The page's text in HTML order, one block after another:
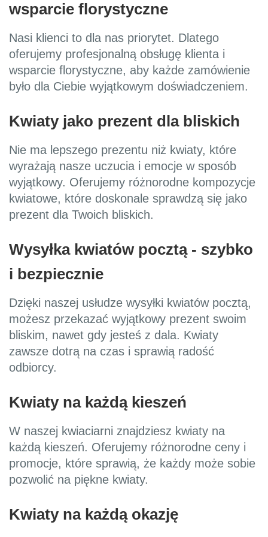
wsparcie florystyczne
Nasi klienci to dla nas priorytet. Dlatego
oferujemy profesjonalną obsługę klienta i
wsparcie florystyczne, aby każde zamówienie
było dla Ciebie wyjątkowym doświadczeniem.
Kwiaty jako prezent dla bliskich
Nie ma lepszego prezentu niż kwiaty, które
wyrażają nasze uczucia i emocje w sposób
wyjątkowy. Oferujemy różnorodne kompozycje
kwiatowe, które doskonale sprawdzą się jako
prezent dla Twoich bliskich.
Wysyłka kwiatów pocztą - szybko
i bezpiecznie
Dzięki naszej usłudze wysyłki kwiatów pocztą,
możesz przekazać wyjątkowy prezent swoim
bliskim, nawet gdy jesteś z dala. Kwiaty
zawsze dotrą na czas i sprawią radość
odbiorcy.
Kwiaty na każdą kieszeń
W naszej kwiaciarni znajdziesz kwiaty na
każdą kieszeń. Oferujemy różnorodne ceny i
promocje, które sprawią, że każdy może sobie
pozwolić na piękne kwiaty.
Kwiaty na każdą okazję